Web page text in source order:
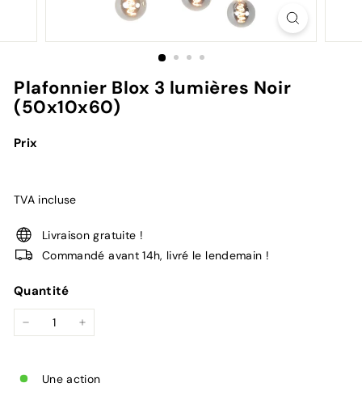
Plafonnier Blox 3 lumières Noir
(50x10x60)
Prix
TVA incluse
Livraison gratuite !
Commandé avant 14h, livré le lendemain !
Quantité
Une action